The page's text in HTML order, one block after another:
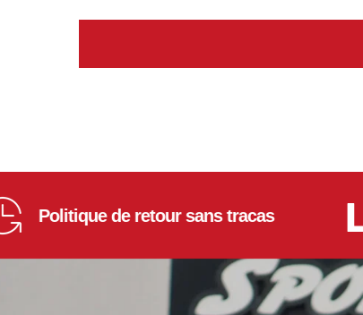
de retour sans tracas